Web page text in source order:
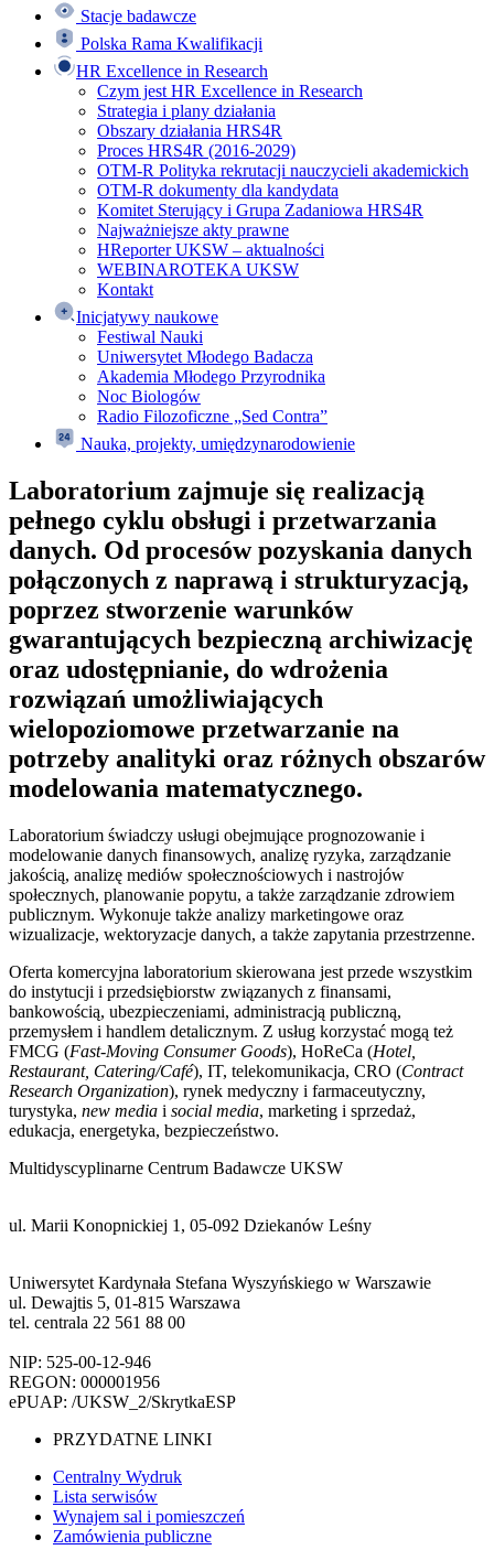
Stacje badawcze
Polska Rama Kwalifikacji
HR Excellence in Research
Czym jest HR Excellence in Research
Strategia i plany działania
Obszary działania HRS4R
Proces HRS4R (2016-2029)
OTM-R Polityka rekrutacji nauczycieli akademickich
OTM-R dokumenty dla kandydata
Komitet Sterujący i Grupa Zadaniowa HRS4R
Najważniejsze akty prawne
HReporter UKSW – aktualności
WEBINAROTEKA UKSW
Kontakt
Inicjatywy naukowe
Festiwal Nauki
Uniwersytet Młodego Badacza
Akademia Młodego Przyrodnika
Noc Biologów
Radio Filozoficzne „Sed Contra”
Nauka, projekty, umiędzynarodowienie
Laboratorium zajmuje się realizacją
pełnego cyklu obsługi i przetwarzania
danych. Od procesów pozyskania danych
połączonych z naprawą i strukturyzacją,
poprzez stworzenie warunków
gwarantujących bezpieczną archiwizację
oraz udostępnianie, do wdrożenia
rozwiązań umożliwiających
wielopoziomowe przetwarzanie na
potrzeby analityki oraz różnych obszarów
modelowania matematycznego.
Laboratorium świadczy usługi obejmujące prognozowanie i
modelowanie danych finansowych, analizę ryzyka, zarządzanie
jakością, analizę mediów społecznościowych i nastrojów
społecznych, planowanie popytu, a także zarządzanie zdrowiem
publicznym. Wykonuje także analizy marketingowe oraz
wizualizacje, wektoryzacje danych, a także zapytania przestrzenne.
Oferta komercyjna laboratorium skierowana jest przede wszystkim
do instytucji i przedsiębiorstw związanych z finansami,
bankowością, ubezpieczeniami, administracją publiczną,
przemysłem i handlem detalicznym. Z usług korzystać mogą też
FMCG (Fast-Moving Consumer Goods), HoReCa (Hotel,
Restaurant, Catering/Café), IT, telekomunikacja, CRO (Contract
Research Organization), rynek medyczny i farmaceutyczny,
turystyka, new media i social media, marketing i sprzedaż,
edukacja, energetyka, bezpieczeństwo.
Multidyscyplinarne Centrum Badawcze UKSW
ul. Marii Konopnickiej 1, 05-092 Dziekanów Leśny
Uniwersytet Kardynała Stefana Wyszyńskiego w Warszawie
ul. Dewajtis 5, 01-815 Warszawa
tel. centrala 22 561 88 00
NIP: 525-00-12-946
REGON: 000001956
ePUAP: /UKSW_2/SkrytkaESP
PRZYDATNE LINKI
Centralny Wydruk
Lista serwisów
Wynajem sal i pomieszczeń
Zamówienia publiczne